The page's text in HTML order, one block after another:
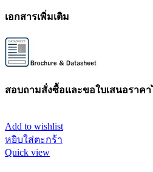
เอกสารเพิ่มเติม
สอบถามสั่งซื้อและขอใบเสนอราค
Add to wishlist
หยิบใส่ตะกร้า
Quick view